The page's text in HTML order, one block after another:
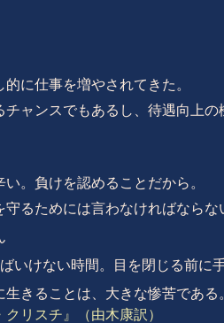
に仕事を増やされてきた。
チャンスでもあるし、待遇向上の
。負けを認めることだから。
るためには言わなければならな
いけない時間。目を閉じる前に
きることは、大きな惨苦である
クリスチ』（由木康訳）